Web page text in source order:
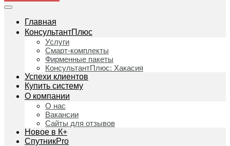
Главная
КонсультантПлюс
Услуги
Смарт-комплекты
Фирменные пакеты
КонсультантПлюс: Хакасия
Успехи клиентов
Купить систему
О компании
О нас
Вакансии
Сайты для отзывов
Новое в К+
СпутникPro